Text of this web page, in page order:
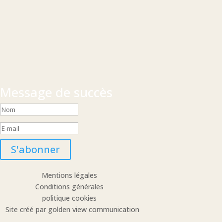
Message de succès
S'abonner
Mentions légales
Conditions générales
politique cookies
Site créé par golden view communication